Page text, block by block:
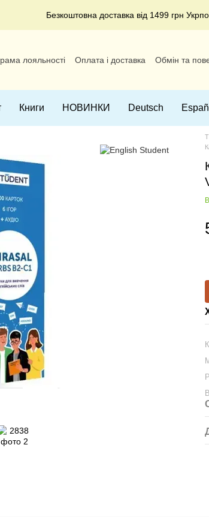
Безкоштовна доставка від 1499 грн
лояльності Оплата і доставка Обмін та
Книги НОВИНКИ Deutsch